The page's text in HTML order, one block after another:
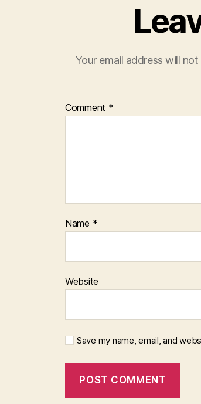
Your email address will
Comment *
Name *
Website
Save my name, email, and